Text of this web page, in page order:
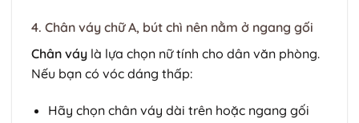
4. Chân váy chữ A, bút chì nên nằm ở ngang gối
Chân váy là lựa chọn nữ tính cho dân văn phòng.
Nếu bạn có vóc dáng thấp:
Hãy chọn chân váy dài trên hoặc ngang gối